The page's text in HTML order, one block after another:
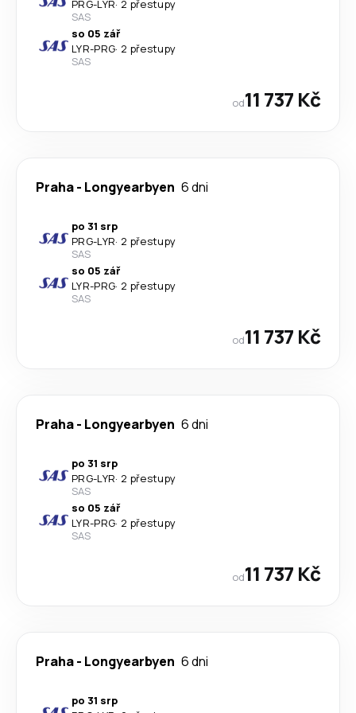
PRG-LYR· 2 přestupy
SAS
so 05 zář
LYR-PRG· 2 přestupy
SAS
od11 737 Kč
Praha- Longyearbyen 6 dni
po 31 srp
PRG-LYR· 2 přestupy
SAS
so 05 zář
LYR-PRG· 2 přestupy
SAS
od11 737 Kč
Praha- Longyearbyen 6 dni
po 31 srp
PRG-LYR· 2 přestupy
SAS
so 05 zář
LYR-PRG· 2 přestupy
SAS
od11 737 Kč
Praha- Longyearbyen 6 dni
po 31 srp